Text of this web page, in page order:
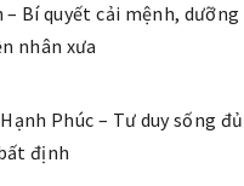
– Bí quyết cải mệnh, dưỡng
nhân xưa
Phúc – Tư duy sống đủ
định